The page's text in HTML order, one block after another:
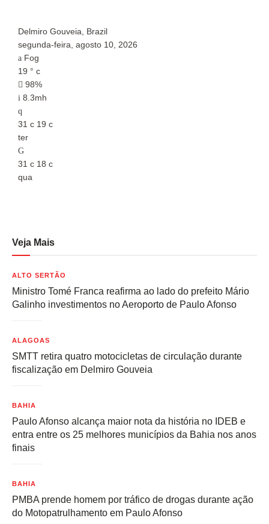
Delmiro Gouveia, Brazil
segunda-feira, agosto 10, 2026
Fog
19 ° c
98%
8.3mh
31 c 19 c
ter
31 c 18 c
qua
Veja Mais
ALTO SERTÃO
Ministro Tomé Franca reafirma ao lado do prefeito Mário
Galinho investimentos no Aeroporto de Paulo Afonso
ALAGOAS
SMTT retira quatro motocicletas de circulação durante
fiscalização em Delmiro Gouveia
BAHIA
Paulo Afonso alcança maior nota da história no IDEB e
entra entre os 25 melhores municípios da Bahia nos anos
finais
BAHIA
PMBA prende homem por tráfico de drogas durante ação
do Motopatrulhamento em Paulo Afonso